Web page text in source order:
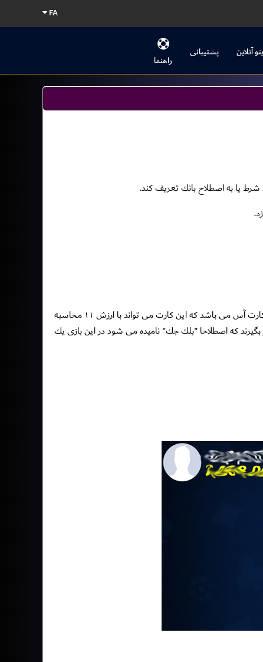
FA
آنلاین پشتیبانی
راهنما
شرط يا به اصطلاح بانك تعريف كند.
ارزش ١٠ را دارند اما كارت فوق العاده اى كه در اين بازى وجود دارد كارت آس مى باشد كه اين كارت مى تواند با ارزش ١١ محاسبه
كه اصطلاحا "بلك جك" ناميده مى شود در اين بازى يك